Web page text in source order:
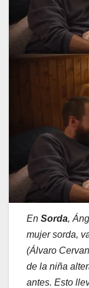
En Sorda,
mujer sorda,
(Álvaro
de la niña
antes. Esto